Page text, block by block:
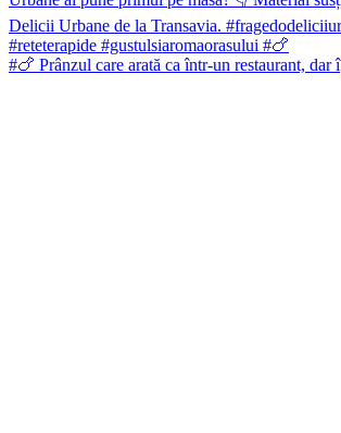
#🍗 Prânzul care arată ca într-un restaurant, dar î